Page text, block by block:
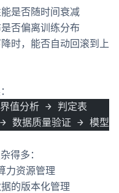
是否随时间衰减
否偏离训练分布
时，能否自动回滚到上
值分析 → 判定表
数据质量验证 → 模型
得多：
力资源管理
的版本化管理